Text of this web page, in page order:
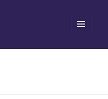
挂件